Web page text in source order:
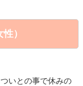
）
いとの事で休みの